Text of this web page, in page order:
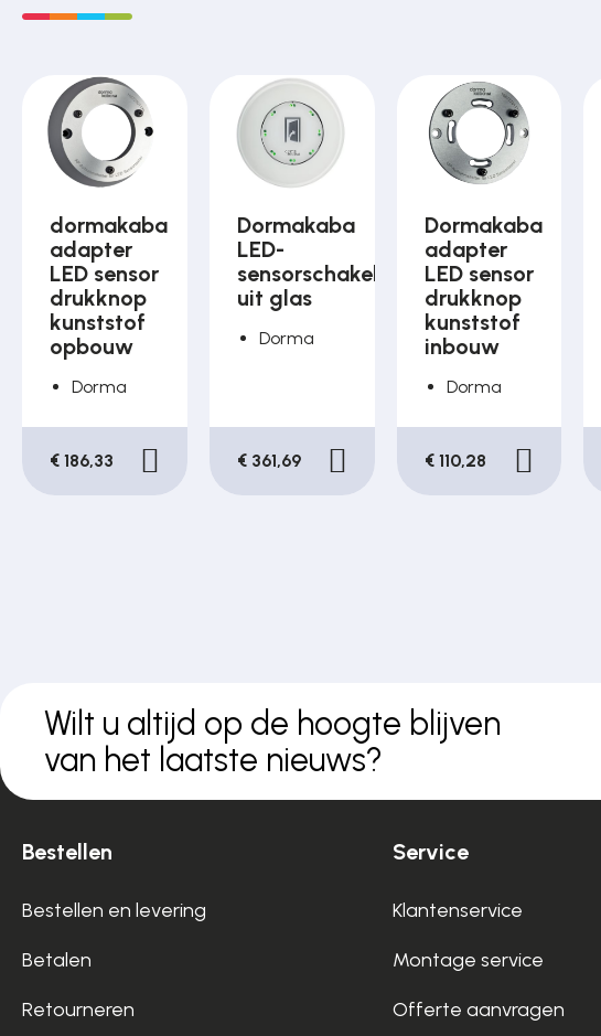
dormakaba
adapter
LED sensor
drukknop
kunststof
opbouw
Dorma
€ 186,33
Dormakaba
LED-
sensorschakelaar
uit glas
Dorma
€ 361,69
Dormakaba
adapter
LED sensor
drukknop
kunststof
inbouw
Dorma
€ 110,28
Wilt u altijd op de hoogte blijven
van het laatste nieuws?
Bestellen
Bestellen en levering
Betalen
Retourneren
Service
Klantenservice
Montage service
Offerte aanvragen